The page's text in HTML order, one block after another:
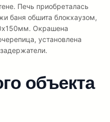
Печь приобреталась
баня обшита блокхаузом,
Окрашена
установлена
объекта